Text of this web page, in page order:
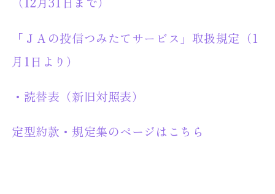
「ＪＡの投信つみたてサービス」取扱規定（1
月1日より）
・読替表（新旧対照表）
定型約款・規定集のページはこちら